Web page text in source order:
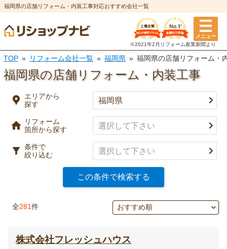
福岡県の店舗リフォーム・内装工事対応おすすめ会社一覧
メニュー
※2021年2月リフォーム産業新聞より
TOP リフォーム会社一覧 福岡県 福岡県の店舗リフォーム・
福岡県の店舗リフォーム・内装工事
エリアから
探す
リフォーム
箇所から探す
条件で
絞り込む
この条件で検索する
リフォーム箇所
選択を全て解除
キッチン 風呂・浴室
トイレ 洗面所
屋根塗装・
エリアから探す
都道府県
市区町村
決定
※複数選択可
特徴
事例有り
口コミ有り
決定
全281件
株式会社フレッシュハウス